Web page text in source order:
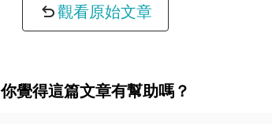
觀看原始文章
你覺得這篇文章有幫助嗎？